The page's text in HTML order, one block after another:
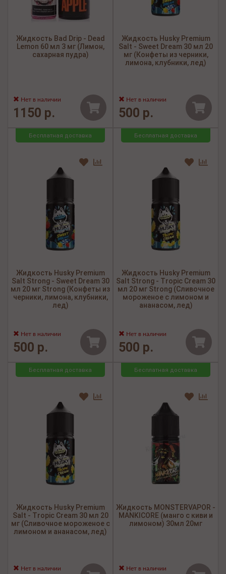
Жидкость Bad Drip - Dead
Lemon 60 мл 3 мг (Лимон,
сахарная пудра)
Нет в наличии
1150 р.
Жидкость Husky Premium
Salt - Sweet Dream 30 мл 20
мг (Конфеты из черники,
лимона, клубники, лед)
Нет в наличии
500 р.
Бесплатная доставка
Жидкость Husky Premium
Salt Strong - Sweet Dream 30
мл 20 мг Strong (Конфеты из
черники, лимона, клубники,
лед)
Нет в наличии
500 р.
Бесплатная доставка
Жидкость Husky Premium
Salt Strong - Tropic Cream 30
мл 20 мг Strong (Сливочное
мороженое с лимоном и
ананасом, лед)
Нет в наличии
500 р.
Бесплатная доставка
Жидкость Husky Premium
Salt - Tropic Cream 30 мл 20
мг (Сливочное мороженое с
лимоном и ананасом, лед)
Нет в наличии
Бесплатная доставка
Жидкость MONSTERVAPOR -
MANKICORE (манго c киви и
лимоном) 30мл 20мг
Нет в наличии